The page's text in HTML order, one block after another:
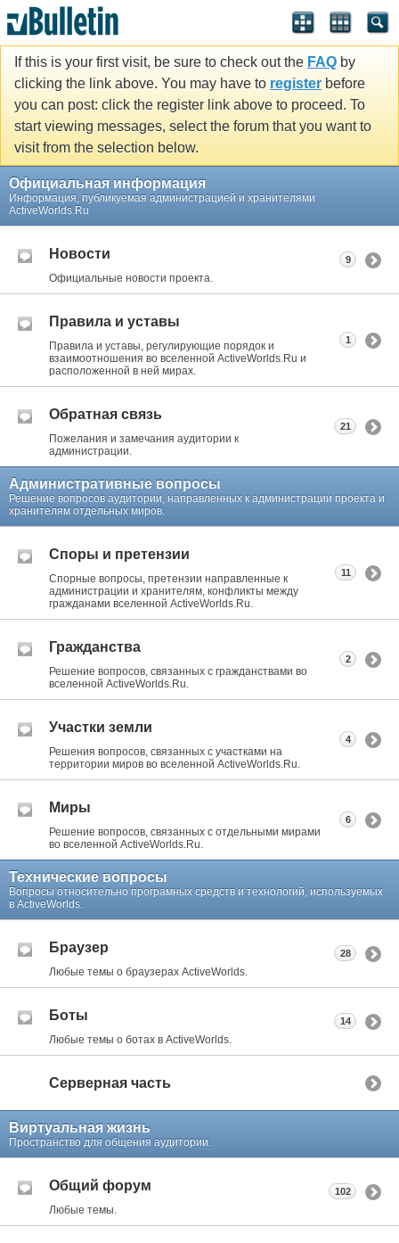
If this is your first visit, be sure to check out the FAQ by
clicking the link above. You may have to register before
you can post: click the register link above to proceed. To
start viewing messages, select the forum that you want to
visit from the selection below.
Официальная информация
Информация, публикуемая администрацией и хранителями
ActiveWorlds.Ru
Новости
Официальные новости проекта.
9
Правила и уставы
Правила и уставы, регулирующие порядок и
взаимоотношения во вселенной ActiveWorlds.Ru и
расположенной в ней мирах.
1
Обратная связь
Пожелания и замечания аудитории к
администрации.
21
Административные вопросы
Решение вопросов аудитории, направленных к администрации проекта и
хранителям отдельных миров.
Споры и претензии
Спорные вопросы, претензии направленные к
администрации и хранителям, конфликты между
гражданами вселенной ActiveWorlds.Ru.
11
Гражданства
Решение вопросов, связанных с гражданствами во
вселенной ActiveWorlds.Ru.
2
Участки земли
Решения вопросов, связанных с участками на
территории миров во вселенной ActiveWorlds.Ru.
4
Миры
Решение вопросов, связанных с отдельными мирами
во вселенной ActiveWorlds.Ru.
6
Технические вопросы
Вопросы относительно програмных средств и технологий, используемых
в ActiveWorlds.
Браузер
Любые темы о браузерах ActiveWorlds.
28
Боты
Любые темы о ботах в ActiveWorlds.
14
Серверная часть
Виртуальная жизнь
Пространство для общения аудитории.
Общий форум
Любые темы.
102